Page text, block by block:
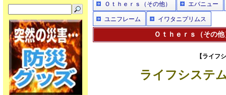
Ｏｔｈｅｒｓ（その他） エバニュー
ユニフレーム イワタニプリムス
Ｏｔｈｅｒｓ（その
【ライフ
ライフシステ